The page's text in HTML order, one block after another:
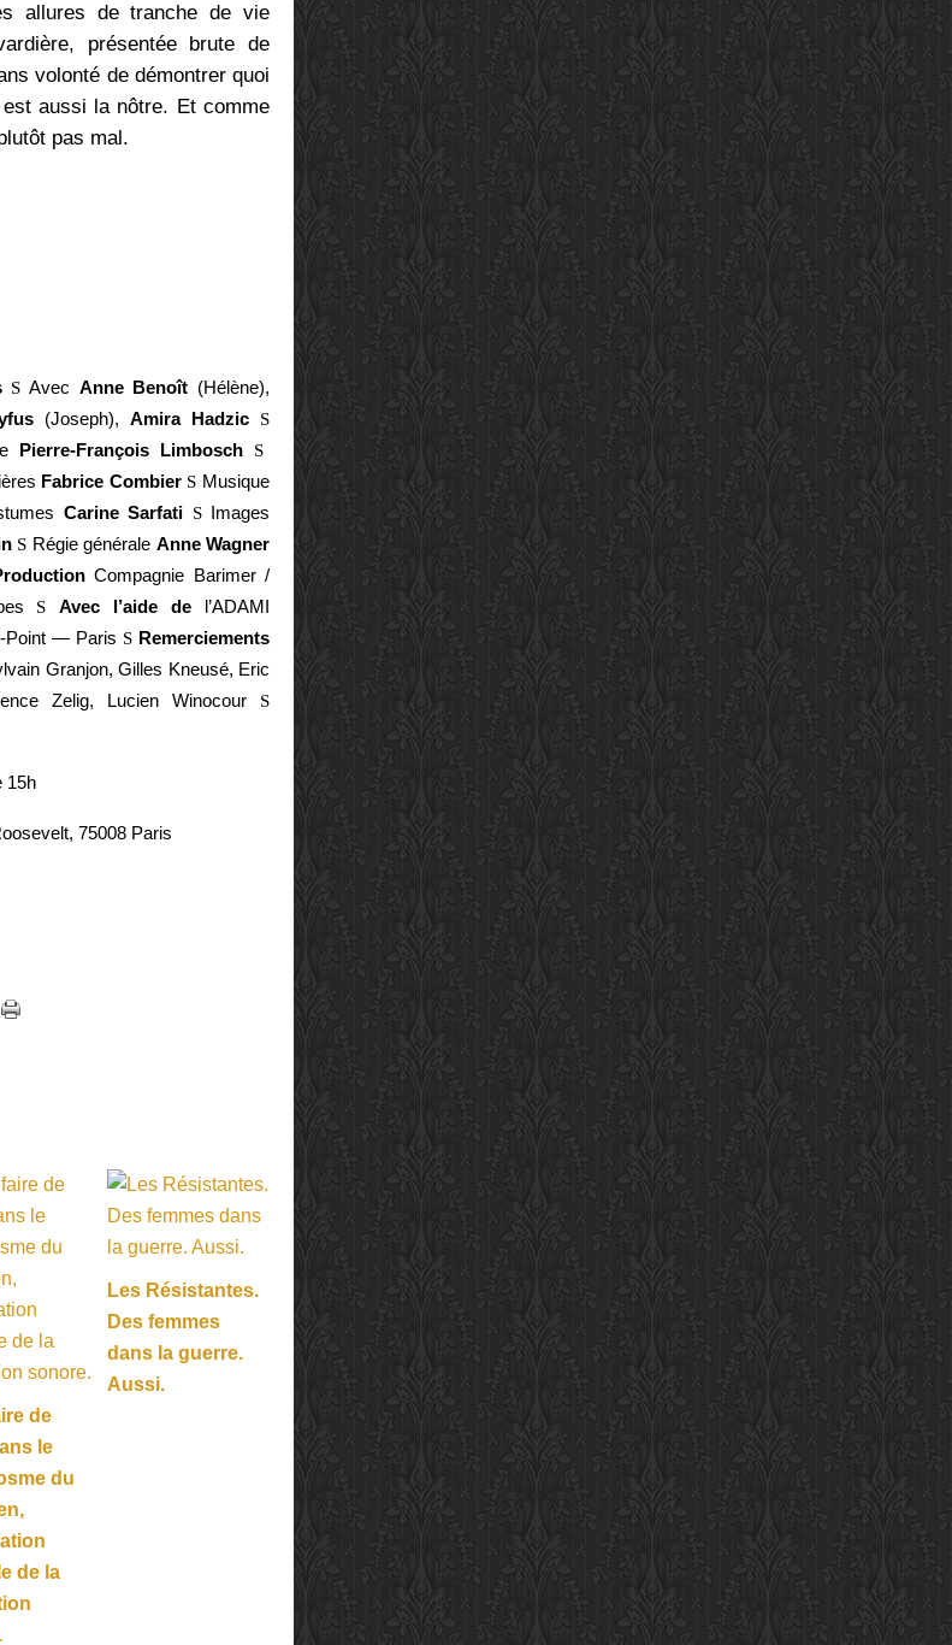
allures de tranche de vie
présentée brute de
volonté de démontrer quoi
aussi la nôtre. Et comme
pas mal.
S Avec Anne Benoît (Hélène),
(Joseph), Amira Hadzic S
Pierre-François Limbosch S
Fabrice Combier S Musique
Carine Sarfati SImages
S Régie générale Anne Wagner
Compagnie Barimer /
S Avec l’aide de l’ADAMI
Point — Paris S Remerciements
Granjon, Gilles Kneusé, Eric
Zelig, Lucien Winocour
S
15h
75008 Paris
de
le
du
de la
Les Résistantes.
Des femmes
dans la guerre.
Aussi.